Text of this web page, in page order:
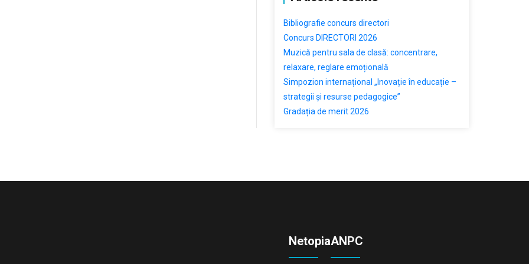
Bibliografie concurs directori
Concurs DIRECTORI 2026
Muzică pentru sala de clasă: concentrare,
relaxare, reglare emoțională
Simpozion internațional „Inovație în educație –
strategii și resurse pedagogice”
Gradația de merit 2026
NetopiaANPC